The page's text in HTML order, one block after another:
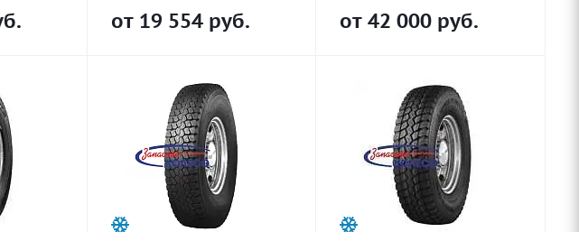
от 19 554 руб. от 42 000 руб.